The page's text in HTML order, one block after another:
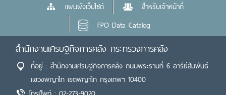
แผนผังเว็บไซต์
สำหรับเจ้าหน้าที่
FPO Data Catalog
สำนักงานเศรษฐกิจการคลัง กระทรวงการคลัง
ที่อยู่ : สำนักงานเศรษฐกิจการคลัง ถนนพระรามที่ 6 อารีย์สัมพันธ์
แขวงพญาไท เขตพญาไท กรุงเทพฯ 10400